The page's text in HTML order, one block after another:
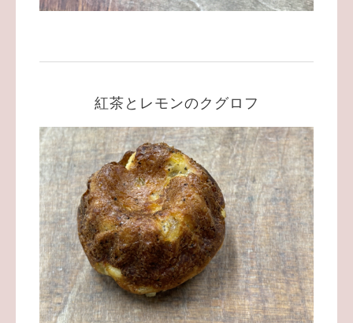
紅茶とレモンのクグロフ